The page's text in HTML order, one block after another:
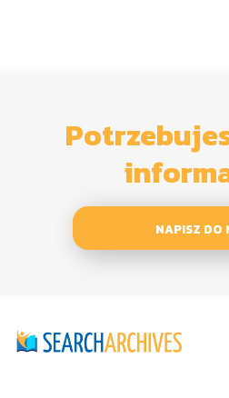
NAPISZ DO